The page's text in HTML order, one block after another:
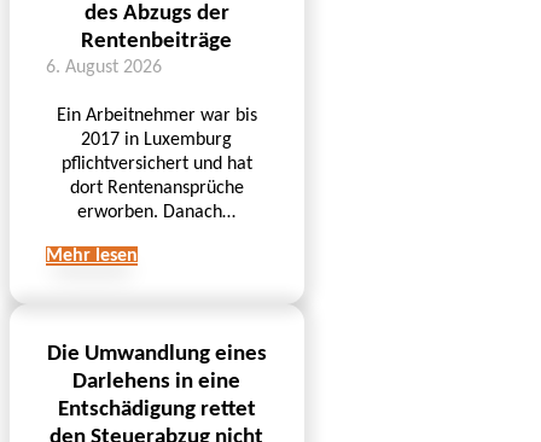
des Abzugs der
Rentenbeiträge
6. August 2026
Ein Arbeitnehmer war bis
2017 in Luxemburg
pflichtversichert und hat
dort Rentenansprüche
erworben. Danach…
Mehr lesen
Die Umwandlung eines
Darlehens in eine
Entschädigung rettet